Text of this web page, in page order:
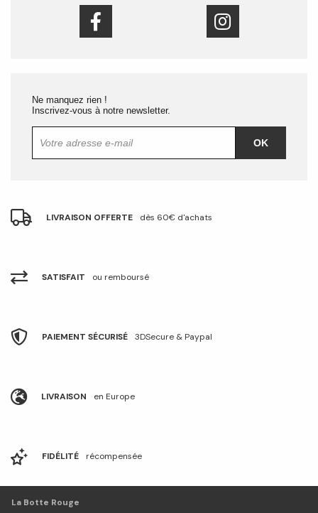
Ne manquez rien !
Inscrivez-vous à notre newsletter.
OK
LIVRAISON OFFERTE dès 60€ d'achats
SATISFAIT ou remboursé
PAIEMENT SÉCURISÉ 3DSecure & Paypal
LIVRAISON en Europe
FIDÉLITÉ récompensée
La Botte Rouge